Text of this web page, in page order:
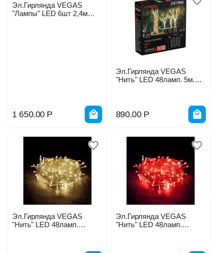
Эл.Гирлянда VEGAS
"Лампы" LED 6шт 2,4м
1 650.00 Р
Эл.Гирлянда VEGAS
"Нить" LED 48ламп. 5м.
890.00 Р
Эл.Гирлянда VEGAS
"Нить" LED 48ламп.
Эл.Гирлянда VEGAS
"Нить" LED 48ламп.